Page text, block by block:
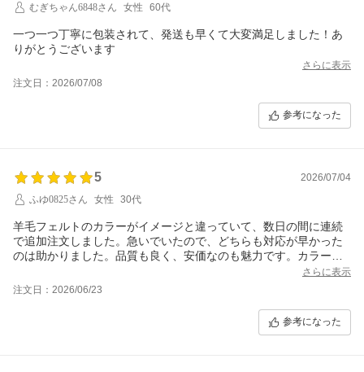
むぎちゃん6848さん
女性 60代
一つ一つ丁寧に包装されて、発送も早くて大変満足しました！あ
りがとうございます
さらに表示
注文日：2026/07/08
参考になった
5
2026/07/04
ふゆ0825さん
女性 30代
羊毛フェルトのカラーがイメージと違っていて、数日の間に連続
で追加注文しました。急いでいたので、どちらも対応が早かった
のは助かりました。品質も良く、安価なのも魅力です。カラーバ
リエーションも豊富で、ついいろんな色を揃えたくなります。ニ
ードルのおまけも嬉しかったです。また何か作る際はお願いいた
さらに表示
注文日：2026/06/23
参考になった